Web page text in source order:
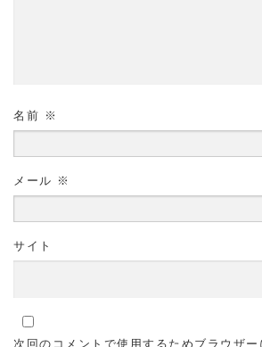
名前 ※
メール ※
サイト
次回のコメントで使用するためブラウザ